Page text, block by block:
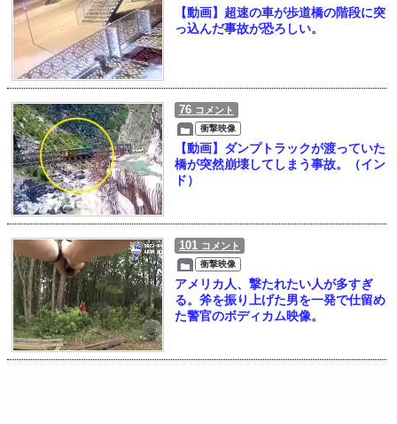
【動画】超速の車が歩道橋の階段に突
っ込んだ事故が恐ろしい。
76 コメント
衝撃映像
【動画】ダンプトラックが渡っていた
橋が突然崩壊してしまう事故。（イン
ド）
101 コメント
衝撃映像
アメリカ人、撃たれたい人が多すぎ
る。斧を振り上げた男を一発で仕留め
た警官のボディカム映像。